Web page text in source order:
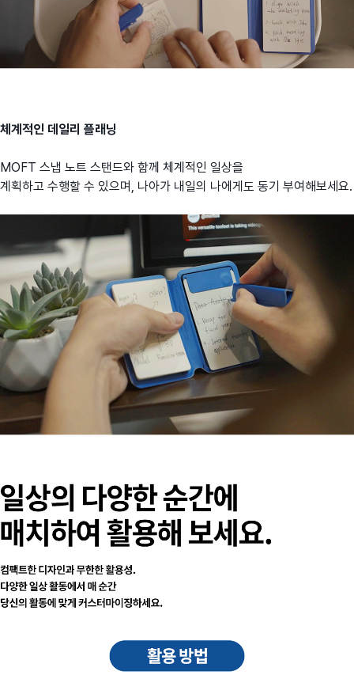
체계적인 데일리 플래닝
MOFT 스냅 노트 스탠드와 함께 체계적인 일상을
계획하고 수행할 수 있으며, 나아가 내일의 나에게도 동기 부여해보세요.